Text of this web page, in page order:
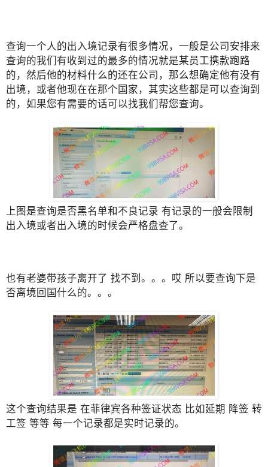
查询一个人的出入境记录有很多情况，一般是公司安排来
查询的我们有收到过的最多的情况就是某员工携款跑路
的，然后他的材料什么的还在公司，那么想确定他有没有
出境，或者他现在在那个国家，其实这些都是可以查询到
的，如果您有需要的话可以找我们帮您查询。
上图是查询是否黑名单和不良记录 有记录的一般会限制
出入境或者出入境的时候会严格盘查了。
也有老婆带孩子离开了 找不到。。。哎 所以要查询下是
否离境回国什么的。。。
这个查询结果是 在菲律宾各种签证状态 比如延期 降签 转
工签 等等 每一个记录都是实时记录的。